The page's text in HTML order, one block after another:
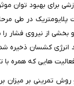
برای بهبود توان
پلایومتریک در طی
از نیروی فشار
انرژی کشسان ذخیره
هایی که همره
تمرینی بر میزان